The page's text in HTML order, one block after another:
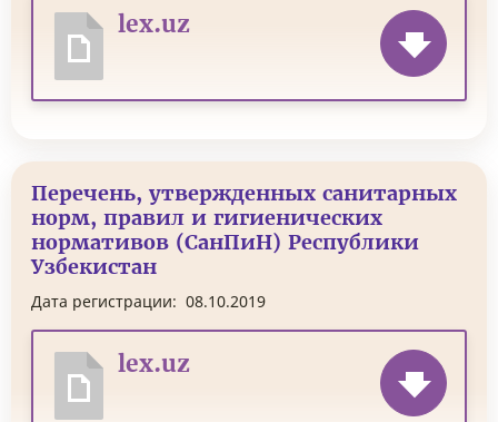
lex.uz
Перечень, утвержденных санитарных
норм, правил и гигиенических
нормативов (СанПиН) Республики
Узбекистан
Дата регистрации: 08.10.2019
lex.uz